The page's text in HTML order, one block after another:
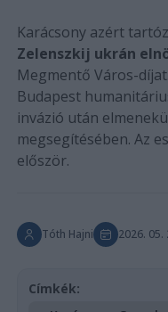
Karácsony azért
Zelenszkij ukrán
Megmentő Város-
Budapest
invázió után
megsegítésében. Az
először.
Tóth Hajni 2026. 05.
Címkék: